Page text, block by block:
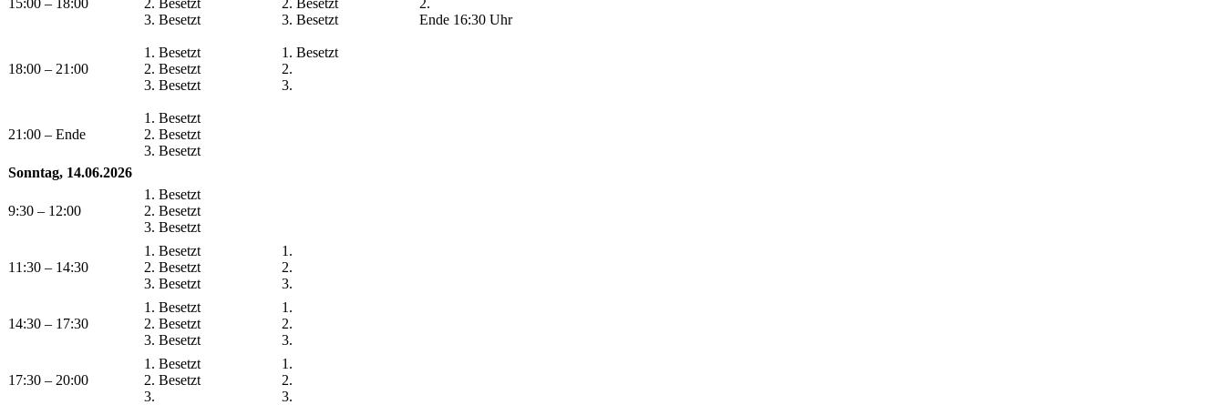
3. Besetzt
3. Besetzt
Ende 16:30 Uhr
18:00 – 21:00
1. Besetzt
2. Besetzt
3. Besetzt
1. Besetzt
2.
3.
21:00 – Ende
1. Besetzt
2. Besetzt
3. Besetzt
Sonntag, 14.06.2026
9:30 – 12:00
1. Besetzt
2. Besetzt
3. Besetzt
11:30 – 14:30
1. Besetzt
2. Besetzt
3. Besetzt
1.
2.
3.
14:30 – 17:30
1. Besetzt
2. Besetzt
3. Besetzt
1.
2.
3.
17:30 – 20:00
1. Besetzt
2. Besetzt
3.
1.
2.
3.